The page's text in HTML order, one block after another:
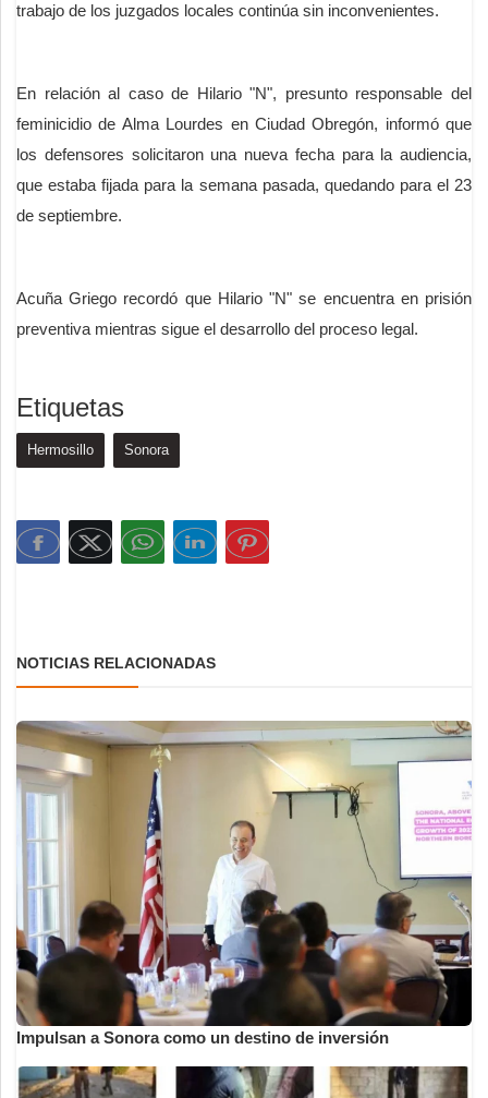
trabajo de los juzgados locales continúa sin inconvenientes.
En relación al caso de Hilario "N", presunto responsable del
feminicidio de Alma Lourdes en Ciudad Obregón, informó que
los defensores solicitaron una nueva fecha para la audiencia,
que estaba fijada para la semana pasada, quedando para el 23
de septiembre.
Acuña Griego recordó que Hilario "N" se encuentra en prisión
preventiva mientras sigue el desarrollo del proceso legal.
Etiquetas
Hermosillo Sonora
NOTICIAS RELACIONADAS
Impulsan a Sonora como un destino de inversión